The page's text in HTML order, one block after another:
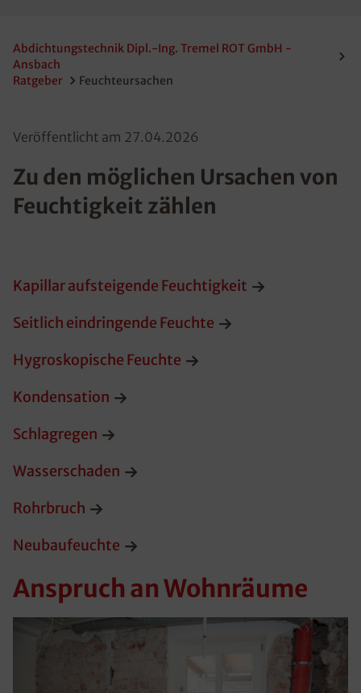
Abdichtungstechnik Dipl.-Ing. Tremel ROT GmbH -
Ansbach
Ratgeber
Feuchteursachen
Veröffentlicht am 27.04.2026
Zu den möglichen Ursachen von
Feuchtigkeit zählen
Kapillar aufsteigende Feuchtigkeit
Seitlich eindringende Feuchte
Hygroskopische Feuchte
Kondensation
Schlagregen
Wasserschaden
Rohrbruch
Neubaufeuchte
Anspruch an Wohnräume